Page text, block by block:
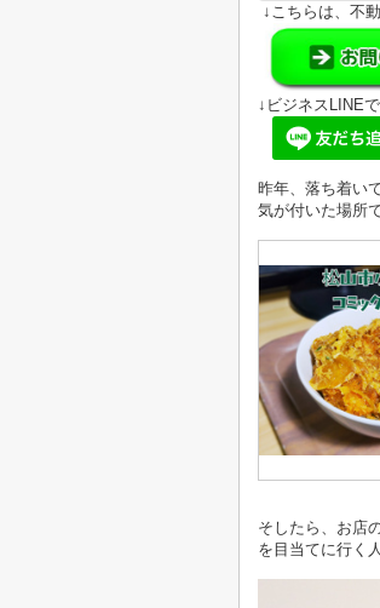
↓こちらは、不
↓ビジネスLINE
昨年、落ち着い
気が付いた場所
そしたら、お店
を目当てに行く